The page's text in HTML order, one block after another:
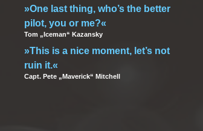
»One last thing, who’s the better
pilot, you or me?«
Tom „Iceman“ Kazansky
»This is a nice moment, let’s not
ruin it.«
Capt. Pete „Maverick“ Mitchell